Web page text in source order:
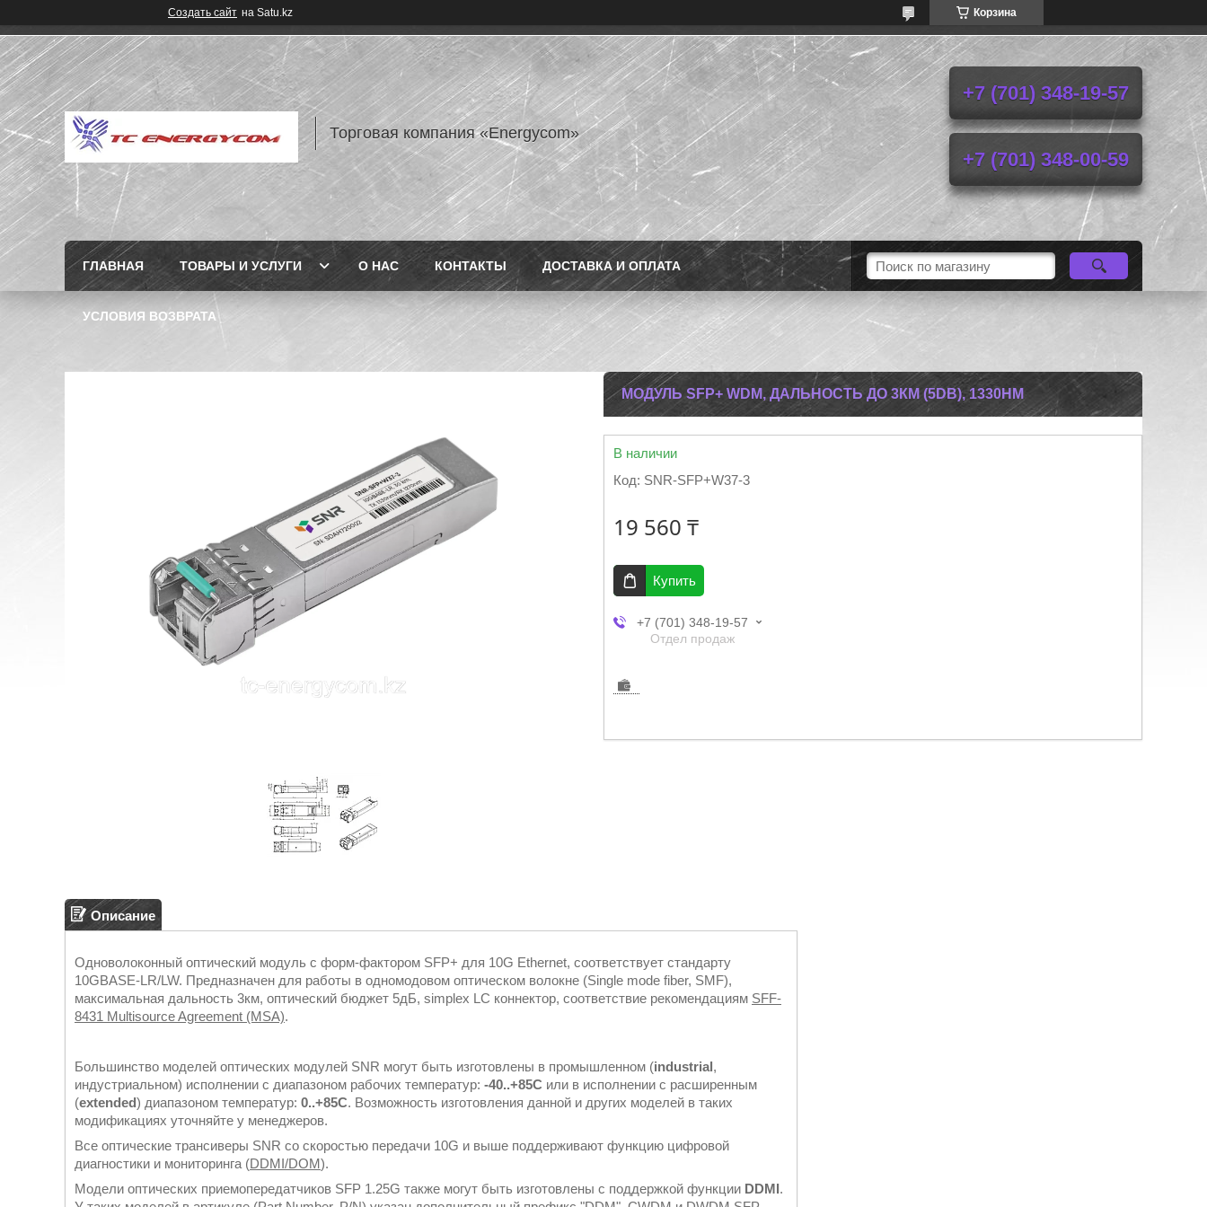
Создать сайт на Satu.kz Корзина
Торговая компания «Energycom»
+7 (701) 348-19-57
+7 (701) 348-00-59
ГЛАВНАЯ ТОВАРЫ И УСЛУГИ О НАС КОНТАКТЫ ДОСТАВКА И ОПЛАТА
УСЛОВИЯ ВОЗВРАТА
МОДУЛЬ SFP+ WDM, ДАЛЬНОСТЬ ДО 3КМ (5DB), 1330НМ
В наличии
Код: SNR-SFP+W37-3
19 560 ₸
Купить
+7 (701) 348-19-57
Отдел продаж
Описание
Одноволоконный оптический модуль с форм-фактором SFP+ для 10G Ethernet, соответствует стандарту
10GBASE-LR/LW. Предназначен для работы в одномодовом оптическом волокне (Single mode fiber, SMF),
максимальная дальность 3км, оптический бюджет 5дБ, simplex LC коннектор, соответствие рекомендациям SFF-
8431 Multisource Agreement (MSA).
Большинство моделей оптических модулей SNR могут быть изготовлены в промышленном (industrial,
индустриальном) исполнении с диапазоном рабочих температур: -40..+85С или в исполнении с расширенным
(extended) диапазоном температур: 0..+85С. Возможность изготовления данной и других моделей в таких
модификациях уточняйте у менеджеров.
Все оптические трансиверы SNR со скоростью передачи 10G и выше поддерживают функцию цифровой
диагностики и мониторинга (DDMI/DOM).
Модели оптических приемопередатчиков SFP 1.25G также могут быть изготовлены с поддержкой функции DDMI.